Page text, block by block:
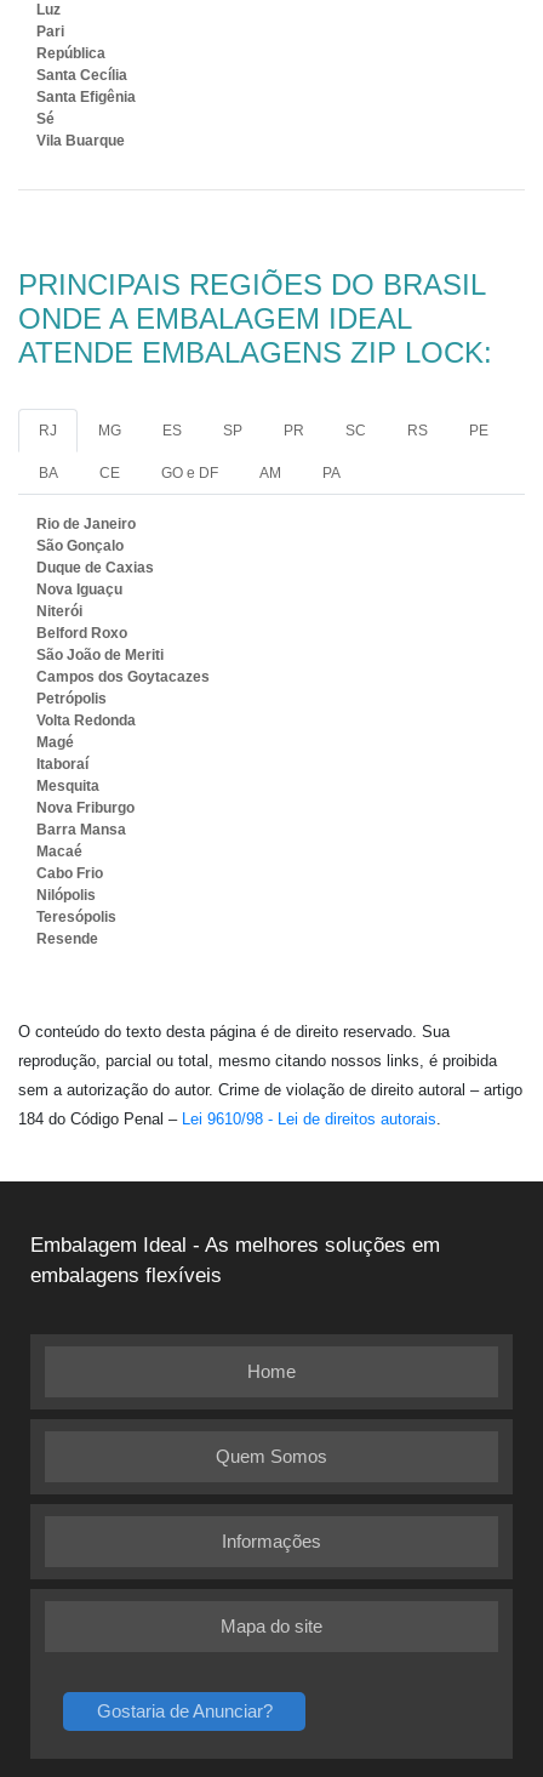
Luz
Pari
República
Santa Cecília
Santa Efigênia
Sé
Vila Buarque
PRINCIPAIS REGIÕES DO BRASIL
ONDE A EMBALAGEM IDEAL
ATENDE EMBALAGENS ZIP LOCK:
RJ MG ES SP PR SC RS PE
BA CE GO e DF AM PA
Rio de Janeiro
São Gonçalo
Duque de Caxias
Nova Iguaçu
Niterói
Belford Roxo
São João de Meriti
Campos dos Goytacazes
Petrópolis
Volta Redonda
Magé
Itaboraí
Mesquita
Nova Friburgo
Barra Mansa
Macaé
Cabo Frio
Nilópolis
Teresópolis
Resende
O conteúdo do texto desta página é de direito reservado. Sua
reprodução, parcial ou total, mesmo citando nossos links, é proibida
sem a autorização do autor. Crime de violação de direito autoral – artigo
184 do Código Penal – Lei 9610/98 - Lei de direitos autorais.
Embalagem Ideal - As melhores soluções em
embalagens flexíveis
Home
Quem Somos
Informações
Mapa do site
Gostaria de Anunciar?